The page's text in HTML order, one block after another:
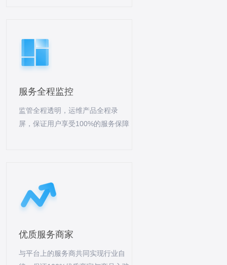
服务全程监控
监管全程透明，运维产品全程录
屏，保证用户享受100%的服务保障
优质服务商家
与平台上的服务商共同实现行业自